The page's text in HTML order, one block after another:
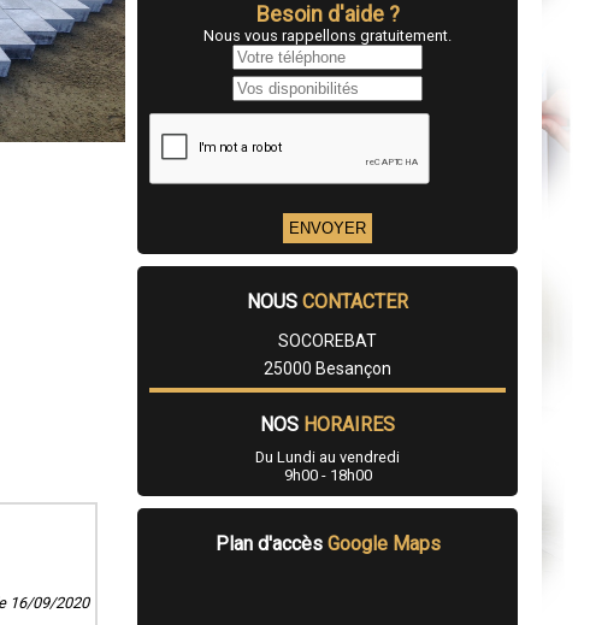
16/09/2020
Besoin d'aide ?
Nous vous rappellons gratuitement.
NOUS CONTACTER
SOCOREBAT
25000 Besançon
NOS HORAIRES
Du Lundi au vendredi
9h00 - 18h00
Plan d'accès Google Maps